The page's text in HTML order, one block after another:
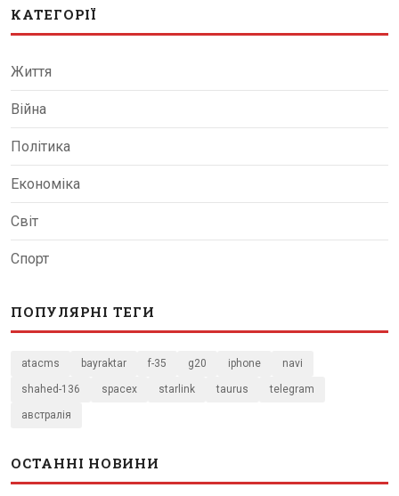
КАТЕГОРІЇ
Життя
Війна
Політика
Економіка
Світ
Спорт
ПОПУЛЯРНІ ТЕГИ
atacms bayraktar f-35 g20 iphone navi
shahed-136 spacex starlink taurus telegram
австралія
ОСТАННІ НОВИНИ